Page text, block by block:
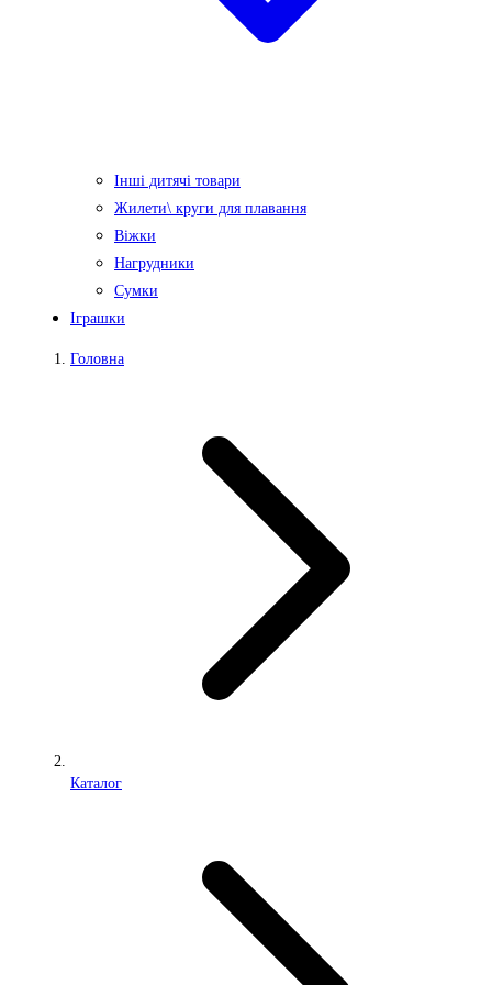
Інші дитячі товари
Жилети\ круги для плавання
Віжки
Нагрудники
Сумки
Іграшки
Головна
Каталог